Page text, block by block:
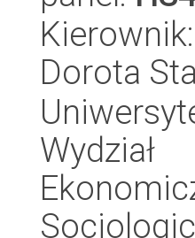
Dorota
Wydział